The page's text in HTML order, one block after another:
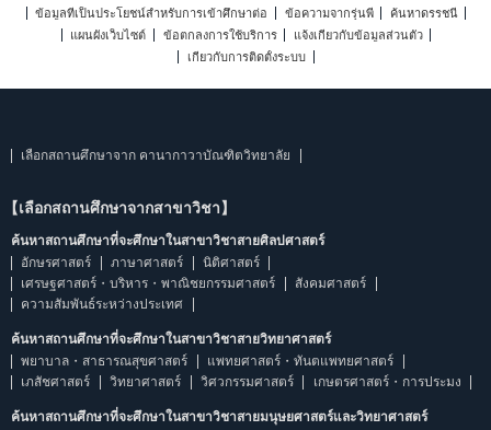
ข้อมูลที่เป็นประโยชน์สำหรับการเข้าศึกษาต่อ
ข้อความจากรุ่นพี่
ค้นหาดรรชนี
แผนผังเว็บไซต์
ข้อตกลงการใช้บริการ
แจ้งเกี่ยวกับข้อมูลส่วนตัว
เกี่ยวกับการติดตั้งระบบ
เลือกสถานศึกษาจาก คานากาวาบัณฑิตวิทยาลัย
【เลือกสถานศึกษาจากสาขาวิชา】
ค้นหาสถานศึกษาที่จะศึกษาในสาขาวิชาสายศิลปศาสตร์
อักษรศาสตร์
ภาษาศาสตร์
นิติศาสตร์
เศรษฐศาสตร์・บริหาร・พาณิชยกรรมศาสตร์
สังคมศาสตร์
ความสัมพันธ์ระหว่างประเทศ
ค้นหาสถานศึกษาที่จะศึกษาในสาขาวิชาสายวิทยาศาสตร์
พยาบาล・สาธารณสุขศาสตร์
แพทยศาสตร์・ทันตแพทยศาสตร์
เภสัชศาสตร์
วิทยาศาสตร์ วิศวกรรมศาสตร์ เกษตรศาสตร์・การประมง
ค้นหาสถานศึกษาที่จะศึกษาในสาขาวิชาสายมนุษยศาสตร์และวิทยาศาสตร์